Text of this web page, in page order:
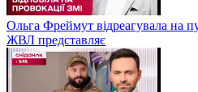
Ольга Фреймут відреагувала на
ЖВЛ представляє